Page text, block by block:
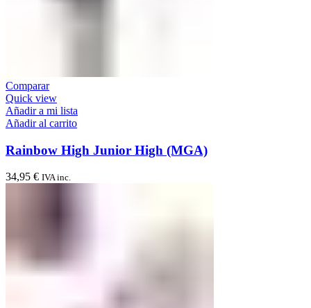
Comparar
Quick view
Añadir a mi lista
Añadir al carrito
Rainbow High Junior High (MGA)
34,95 € IVA inc.